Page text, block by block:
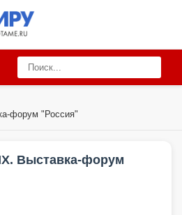
форум "Россия"
Выставка-форум